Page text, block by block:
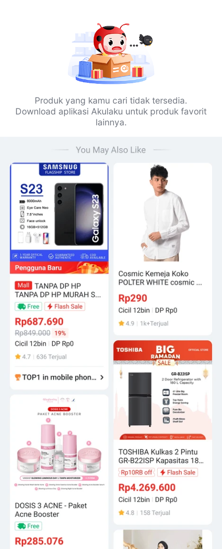
Produk yang kamu cari tidak tersedia.
Download aplikasi Akulaku untuk produk favorit
lainnya.